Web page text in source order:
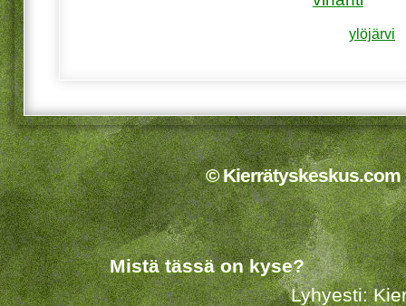
ylöjärvi
© Kierrätyskeskus.com
Mistä tässä on kyse?
Lyhyesti: